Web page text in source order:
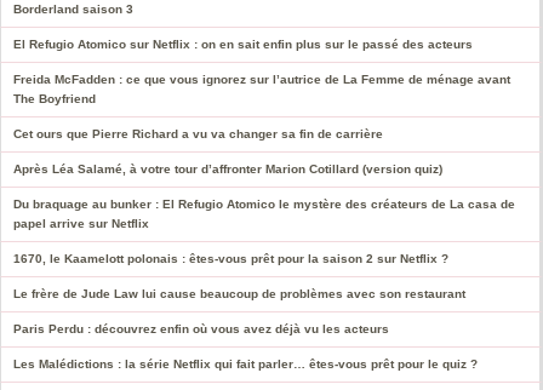
Borderland saison 3
El Refugio Atomico sur Netflix : on en sait enfin plus sur le passé des acteurs
Freida McFadden : ce que vous ignorez sur l’autrice de La Femme de ménage avant
The Boyfriend
Cet ours que Pierre Richard a vu va changer sa fin de carrière
Après Léa Salamé, à votre tour d’affronter Marion Cotillard (version quiz)
Du braquage au bunker : El Refugio Atomico le mystère des créateurs de La casa de
papel arrive sur Netflix
1670, le Kaamelott polonais : êtes-vous prêt pour la saison 2 sur Netflix ?
Le frère de Jude Law lui cause beaucoup de problèmes avec son restaurant
Paris Perdu : découvrez enfin où vous avez déjà vu les acteurs
Les Malédictions : la série Netflix qui fait parler… êtes-vous prêt pour le quiz ?